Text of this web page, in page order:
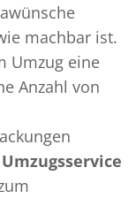
machbar ist.
Umzug eine
Anzahl von
Umzugsservice